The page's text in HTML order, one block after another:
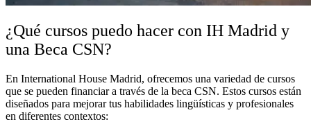
¿Qué cursos puedo hacer con IH Madrid y
una Beca CSN?
En International House Madrid, ofrecemos una variedad de cursos
que se pueden financiar a través de la beca CSN. Estos cursos están
diseñados para mejorar tus habilidades lingüísticas y profesionales
en diferentes contextos: